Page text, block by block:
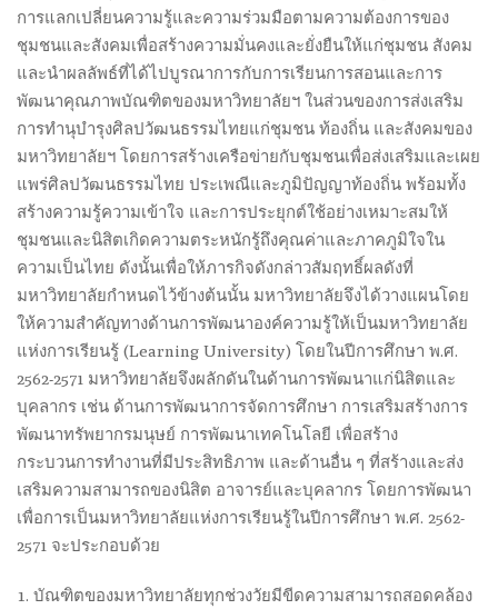
การแลกเปลี่ยนความรู้และความร่วมมือตามความต้องการของ
ชุมชนและสังคมเพื่อสร้างความมั่นคงและยั่งยืนให้แก่ชุมชน สังคม
และนำผลลัพธ์ที่ได้ไปบูรณาการกับการเรียนการสอนและการ
พัฒนาคุณภาพบัณฑิตของมหาวิทยาลัยฯ ในส่วนของการส่งเสริม
การทำนุบำรุงศิลปวัฒนธรรมไทยแก่ชุมชน ท้องถิ่น และสังคมของ
มหาวิทยาลัยฯ โดยการสร้างเครือข่ายกับชุมชนเพื่อส่งเสริมและเผย
แพร่ศิลปวัฒนธรรมไทย ประเพณีและภูมิปัญญาท้องถิ่น พร้อมทั้ง
สร้างความรู้ความเข้าใจ และการประยุกต์ใช้อย่างเหมาะสมให้
ชุมชนและนิสิตเกิดความตระหนักรู้ถึงคุณค่าและภาคภูมิใจใน
ความเป็นไทย ดังนั้นเพื่อให้ภารกิจดังกล่าวสัมฤทธิ์ผลดังที่
มหาวิทยาลัยกำหนดไว้ข้างต้นนั้น มหาวิทยาลัยจึงได้วางแผนโดย
ให้ความสำคัญทางด้านการพัฒนาองค์ความรู้ให้เป็นมหาวิทยาลัย
แห่งการเรียนรู้ (Learning University) โดยในปีการศึกษา พ.ศ.
2562-2571 มหาวิทยาลัยจึงผลักดันในด้านการพัฒนาแก่นิสิตและ
บุคลากร เช่น ด้านการพัฒนาการจัดการศึกษา การเสริมสร้างการ
พัฒนาทรัพยากรมนุษย์ การพัฒนาเทคโนโลยี เพื่อสร้าง
กระบวนการทำงานที่มีประสิทธิภาพ และด้านอื่น ๆ ที่สร้างและส่ง
เสริมความสามารถของนิสิต อาจารย์และบุคลากร โดยการพัฒนา
เพื่อการเป็นมหาวิทยาลัยแห่งการเรียนรู้ในปีการศึกษา พ.ศ. 2562-
2571 จะประกอบด้วย
บัณฑิตของมหาวิทยาลัยทุกช่วงวัยมีขีดความสามารถสอดคล้อง